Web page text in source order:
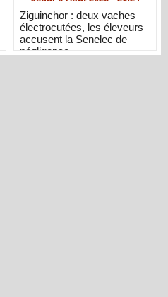
Ziguinchor : deux vaches
électrocutées, les éleveurs
accusent la Senelec de
négligence